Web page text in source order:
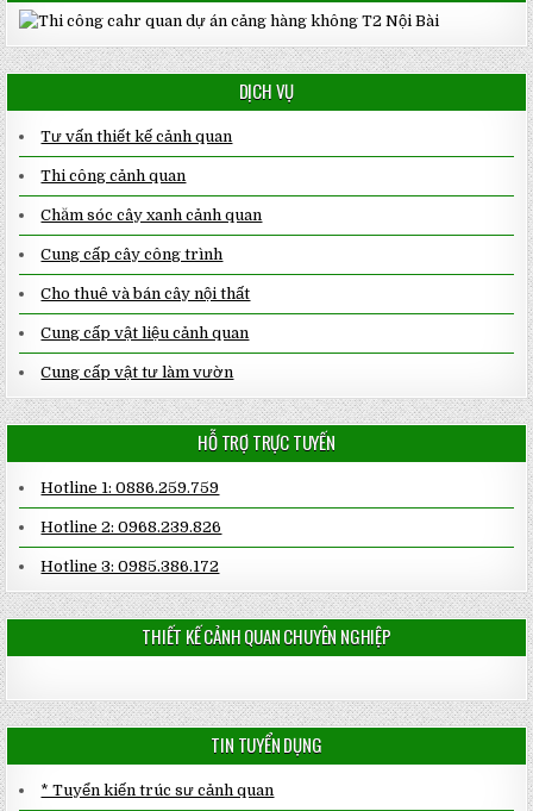
DỊCH VỤ
Tư vấn thiết kế cảnh quan
Thi công cảnh quan
Chăm sóc cây xanh cảnh quan
Cung cấp cây công trình
Cho thuê và bán cây nội thất
Cung cấp vật liệu cảnh quan
Cung cấp vật tư làm vườn
HỖ TRỢ TRỰC TUYẾN
Hotline 1: 0886.259.759
Hotline 2: 0968.239.826
Hotline 3: 0985.386.172
THIẾT KẾ CẢNH QUAN CHUYÊN NGHIỆP
TIN TUYỂN DỤNG
* Tuyển kiến trúc sư cảnh quan